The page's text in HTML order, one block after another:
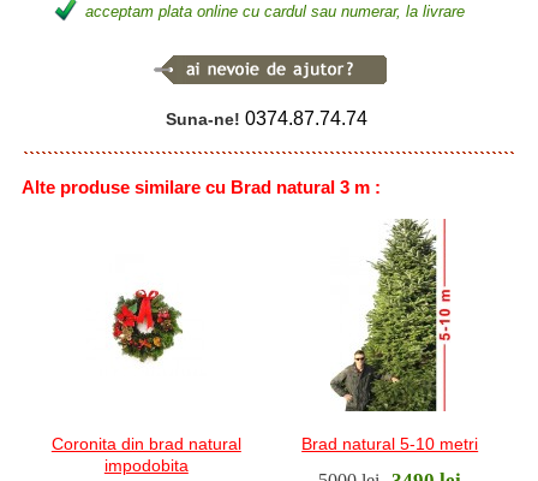
acceptam plata online cu cardul sau numerar, la livrare
Suna-ne! 0374.87.74.74
Alte produse similare cu Brad natural 3 m :
Coronita din brad natural
impodobita
Brad natural 5-10 metri